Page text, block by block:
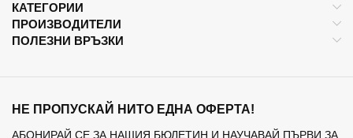
КАТЕГОРИИ
ПРОИЗВОДИТЕЛИ
ПОЛЕЗНИ ВРЪЗКИ
НЕ ПРОПУСКАЙ НИТО ЕДНА ОФЕРТА!
АБОНИРАЙ СЕ ЗА НАШИЯ БЮЛЕТИН И НАУЧАВАЙ ПЪРВИ ЗА